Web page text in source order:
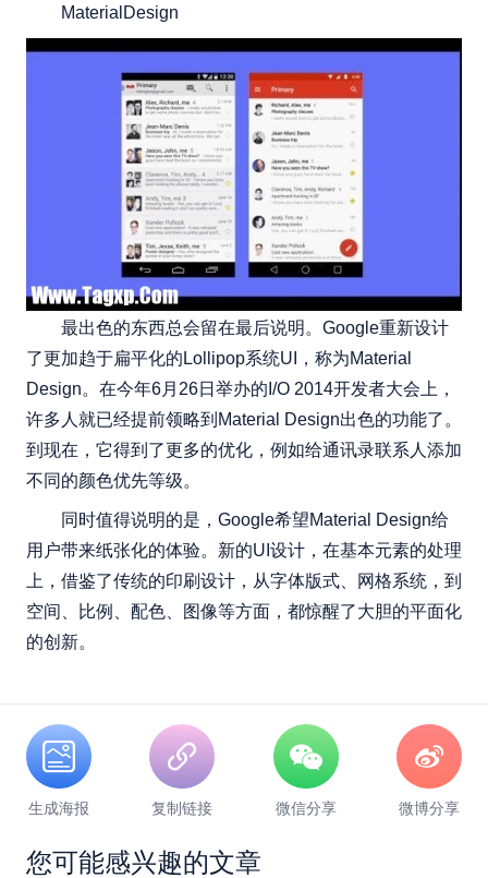
MaterialDesign
最出色的东西总会留在最后说明。Google重新设计
了更加趋于扁平化的Lollipop系统UI，称为Material
Design。在今年6月26日举办的I/O 2014开发者大会上，
许多人就已经提前领略到Material Design出色的功能了。
到现在，它得到了更多的优化，例如给通讯录联系人添加
不同的颜色优先等级。
同时值得说明的是，Google希望Material Design给
用户带来纸张化的体验。新的UI设计，在基本元素的处理
上，借鉴了传统的印刷设计，从字体版式、网格系统，到
空间、比例、配色、图像等方面，都惊醒了大胆的平面化
的创新。
生成海报 复制链接 微信分享 微博分享
您可能感兴趣的文章